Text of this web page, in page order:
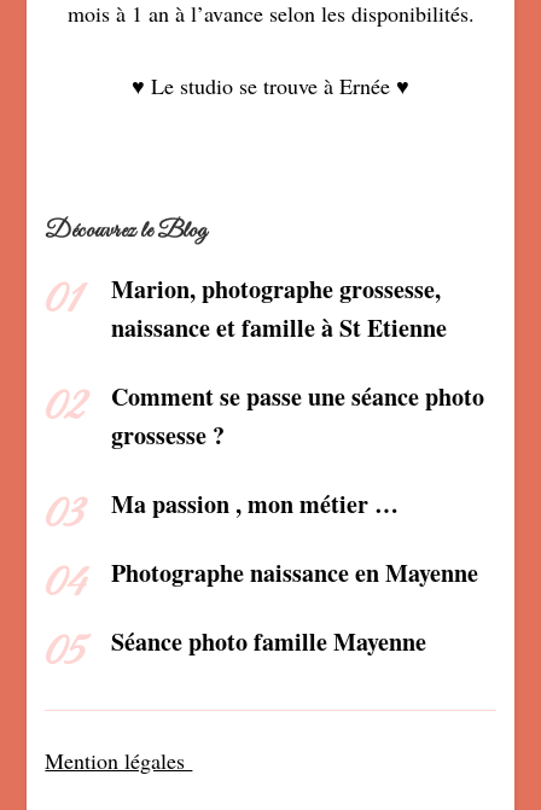
mois à 1 an à l’avance selon les disponibilités.
♥ Le studio se trouve à Ernée ♥
Découvrez le Blog
Marion, photographe grossesse,
naissance et famille à St Etienne
Comment se passe une séance photo
grossesse ?
Ma passion , mon métier …
Photographe naissance en Mayenne
Séance photo famille Mayenne
Mention légales